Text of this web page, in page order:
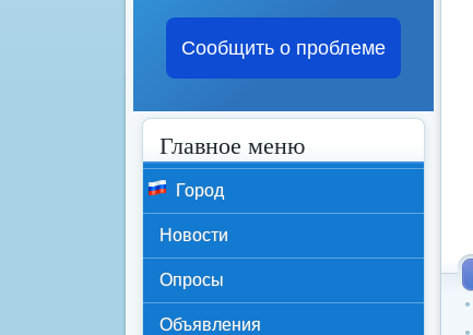
Сообщить о проблеме
Главное меню
Город
Новости
Опросы
Объявления